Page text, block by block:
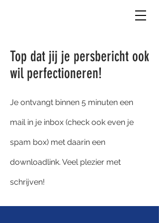
Top dat jij je persbericht ook
wil perfectioneren!
Je ontvangt binnen 5 minuten een
mail in je inbox (check ook even je
spam box) met daarin een
downloadlink. Veel plezier met
schrijven!​